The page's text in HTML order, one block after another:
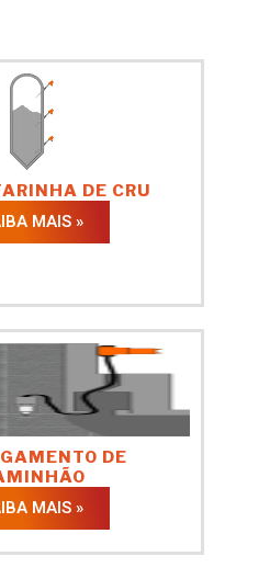
DE CRU
MAIS »
DE
MAIS »